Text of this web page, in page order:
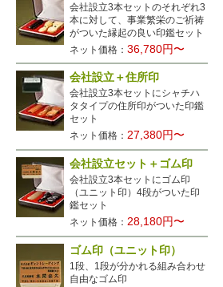
会社設立3本セットのそれぞれ3
本に対して、事業繁栄のご祈祷
がついた縁起の良い印鑑セット
ネット価格：36,780円〜
会社設立＋住所印
会社設立3本セットにシャチハ
タタイプの住所印がついた印鑑
セット
ネット価格：27,380円〜
会社設立セット＋ゴム印
会社設立3本セットにゴム印
（ユニット印）4段がついた印
鑑セット
ネット価格：28,180円〜
ゴム印（ユニット印）
1段、1段が分かれる組み合わせ
自由なゴム印